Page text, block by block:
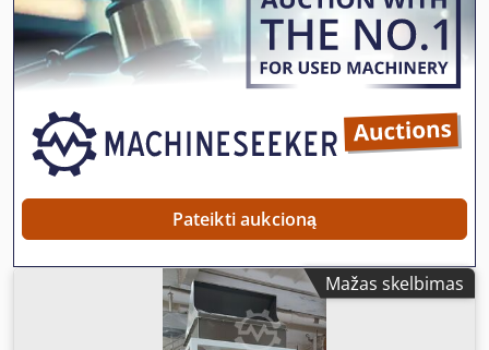
Linear weighers (1-head, 2-head, 4-head, including mixing
systems for blending 2-4 products) - Multihead weighers
with 10 to 32 heads and mixing systems for up to 8
products (control directly on the machine or remote
control via network connection, upgradeable to a live
camera) - Multipack systems with up to 36 heads and up to
8 simultaneous discharges - Systems for sticky products,
frozen products, and meat products - Special weighers for
stick-shaped products (e.g., pretzel sticks) including
product alignment - Weighing systems for large products
such as salads - Fine weighing systems for accuracies up
to 0.1 grams - Auger fillers (single- or dual-stage weighing)
and powder filling (accuracy of 0.3%-1%, including
automatic recalibration in combination with a weighing
system) - And much more.
šoninėmis klostėmis ir kt.) Techninės charakteristikos: •
Dozavimo diapazonas – nuo 50 g iki 2000 g. •
Nepertraukiamo veikimo termosegiavimo įrenginys su
reguliuojamu greičiu ir temperatūra • Našumas – iki 10
greičio) • Valdymas – spalvotas lietimui jautrus ekranas,
daugiakalbis meniu • Maitinimo įtampa – 220V; 50Hz, 1kW •
CE sertifikatas, pagaminta Lietuvoje (ES) Djdpfxoic Rmaj Af
Pateikti aukcioną
Mažas skelbimas